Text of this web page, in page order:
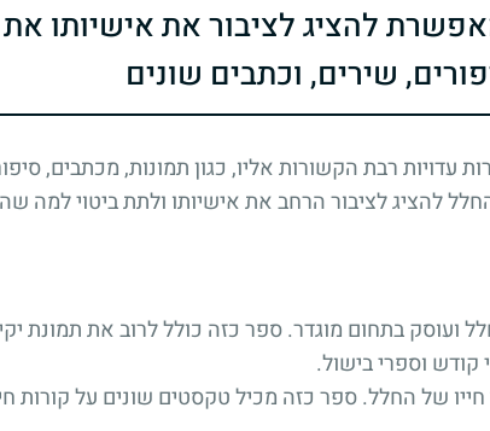
להציג לציבור את אישיותו
שירים, וכתבים שונים
רבת הקשורות אליו, כגון תמונות, מכתבים,
להציג לציבור הרחב את אישיותו ולתת ביטוי למה
ועוסק בתחום מוגדר. ספר כזה כולל לרוב את תמונת
קודש וספרי בישול.
של החלל. ספר כזה מכיל טקסטים שונים על קורות